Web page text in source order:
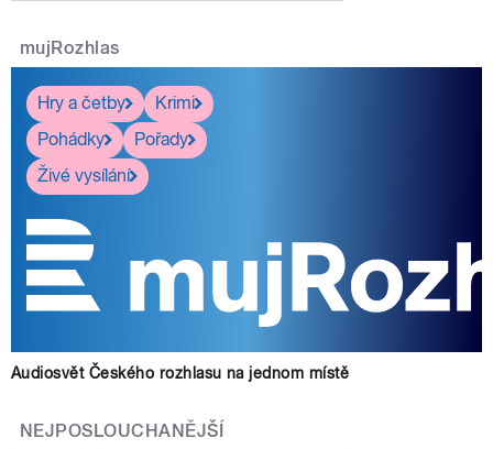
mujRozhlas
Hry a četby
Krimi
Pohádky
Pořady
Živé vysílání
Audiosvět Českého rozhlasu na jednom místě
NEJPOSLOUCHANĚJŠÍ